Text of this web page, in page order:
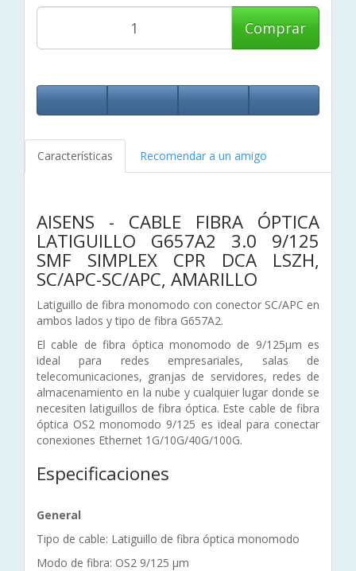
Comprar
Características Recomendar a un amigo
AISENS - CABLE FIBRA ÓPTICA
LATIGUILLO G657A2 3.0 9/125
SMF SIMPLEX CPR DCA LSZH,
SC/APC-SC/APC, AMARILLO
Latiguillo de fibra monomodo con conector SC/APC en
ambos lados y tipo de fibra G657A2.
El cable de fibra óptica monomodo de 9/125µm es
ideal para redes empresariales, salas de
telecomunicaciones, granjas de servidores, redes de
almacenamiento en la nube y cualquier lugar donde se
necesiten latiguillos de fibra óptica. Este cable de fibra
óptica OS2 monomodo 9/125 es ideal para conectar
conexiones Ethernet 1G/10G/40G/100G.
Especificaciones
General
Tipo de cable: Latiguillo de fibra óptica monomodo
Modo de fibra: OS2 9/125 µm